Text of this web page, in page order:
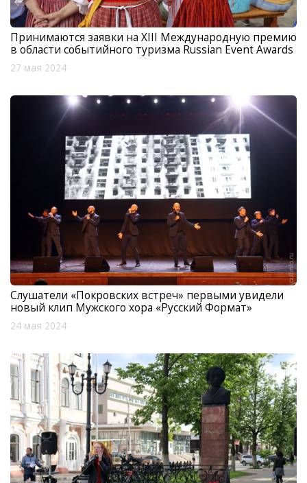
Принимаются заявки на XIII Международную премию
в области событийного туризма Russian Event Awards
27 мая 2024
Слушатели «Покровских встреч» первыми увидели
новый клип Мужского хора «Русский Формат»
24 мая 2024